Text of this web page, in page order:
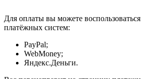
Для оплаты вы можете
платёжных систем:
PayPal;
WebMoney;
Яндекс.Деньги.